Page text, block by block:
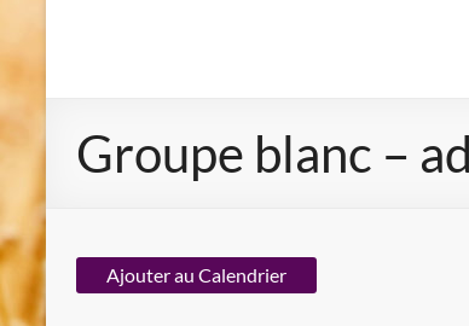
Groupe blanc –
Ajouter au Calendrier